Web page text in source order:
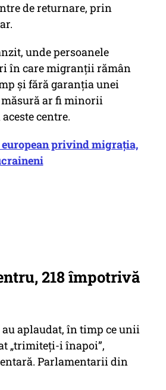
de returnare, prin
unde persoanele
în care migranții rămân
și fără garanția unei
măsură ar fi minorii
centre.
privind migrația,
218 împotrivă
aplaudat, în timp ce unii
„trimiteți-i înapoi”,
Parlamentarii din